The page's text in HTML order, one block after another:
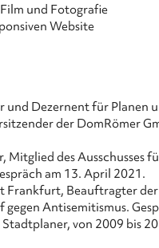
und Fotografie
Website
und Dezernent für Planen
der DomRömer
des Ausschusses
am 13. April 2021.
Frankfurt, Beauftragter der
Antisemitismus.
von 2009 bis